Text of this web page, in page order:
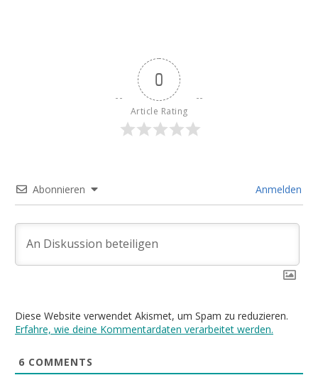
0
Article Rating
Abonnieren Anmelden
Diese Website verwendet Akismet, um Spam zu reduzieren.
Erfahre, wie deine Kommentardaten verarbeitet werden.
6 COMMENTS